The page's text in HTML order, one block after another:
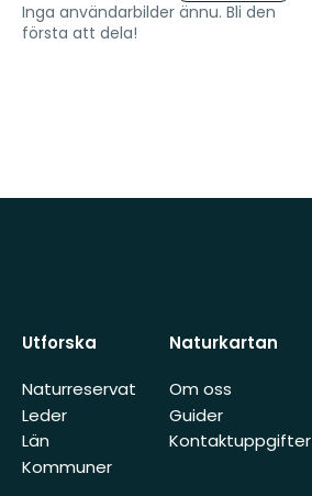
Inga användarbilder ännu. Bli den
första att dela!
Utforska
Naturreservat
Leder
Län
Kommuner
Naturkartan
Om oss
Guider
Kontaktuppgifter